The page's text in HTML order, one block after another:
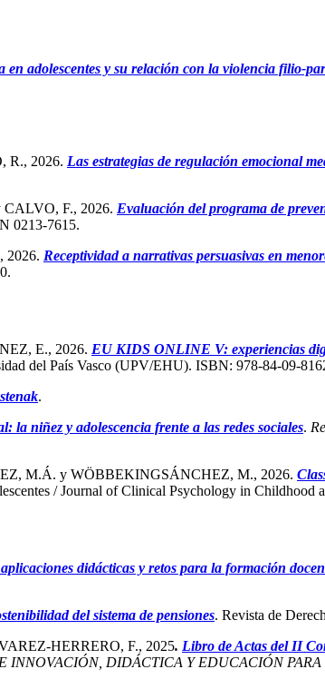
en adolescentes y su relación con la violencia filio-
R., 2026. Las estrategias de regulación emocional
F., 2026. Evaluación del programa de
0213-7615.
2026. Receptividad a narrativas persuasivas en
E., 2026. EU KIDS ONLINE V: experiencias
del País Vasco (UPV/EHU). ISBN: 978-84-09-
.
la niñez y adolescencia frente a las redes sociales.
M.Á. y WÖBBEKINGSÁNCHEZ, M., 2026.
/ Journal of Clinical Psychology in Childhood
didácticas y retos para la formación
del sistema de pensiones. Revista de
HERRERO, F., 2025. Libro de Actas del II
INNOVACIÓN, DIDÁCTICA Y EDUCACIÓN